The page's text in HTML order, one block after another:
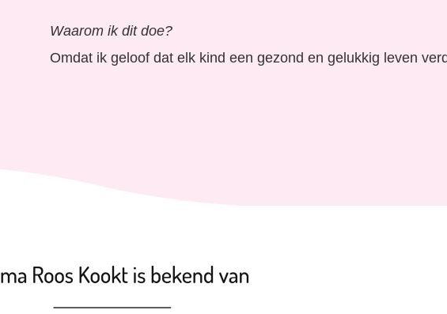
Waarom ik dit doe?
Omdat ik geloof dat elk kind een gezond en gelukkig leven